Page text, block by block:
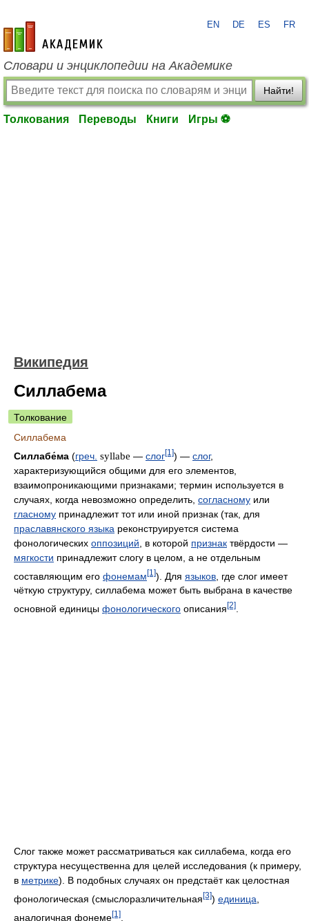
academic.ru
EN DE ES FR
Словари и энциклопедии на Академике
Найти!
Толкования Переводы Книги Игры ⚽
Википедия
Силлабема
Толкование
Силлабема
Силлабе́ма (греч. syllabe — слог[1]) — слог,
характеризующийся общими для его элементов,
взаимопроникающими признаками; термин используется в
случаях, когда невозможно определить, согласному или
гласному принадлежит тот или иной признак (так, для
праславянского языка реконструируется система
фонологических оппозиций , в которой признак твёрдости —
мягкости принадлежит слогу в целом, а не отдельным
составляющим его фонемам[1]). Для языков , где слог имеет
чёткую структуру, силлабема может быть выбрана в качестве
основной единицы фонологического описания [2]
Слог также может рассматриваться как силлабема, когда его
структура несущественна для целей исследования (к примеру,
в метрике). В подобных случаях он предстаёт как целостная
фонологическая (смыслоразличительная[3]) единица
аналогичная фонеме[1]